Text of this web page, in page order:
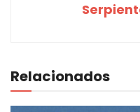
Relacionados